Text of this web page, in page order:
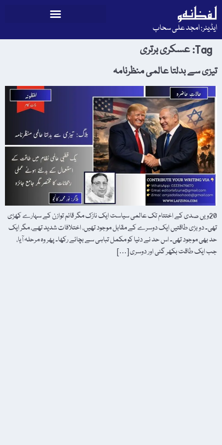
ایڈیٹر: امجد علی سحاب
Tag: عسکری برتری
تیزی سے بدلتا عالمی منظرنامہ
20ویں صدی کے اختتام تک عالمی سیاست ایک نازک مگر قائم توازن کے سہارے کھڑی
تھی۔ دو بڑی طاقتیں ایک دوسرے کے مقابل موجود تھیں، اختلافات شدید تھے، مگر ایک
حد بھی موجود تھی۔ اس حد نے دنیا کو مکمل تباہی سے بچائے رکھا۔ پھر وہ مرحلہ آیا،
جب ایک طاقت بکھر گئی اور دوسری […]